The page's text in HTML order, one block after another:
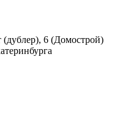
(дублер), 6 (Домострой)